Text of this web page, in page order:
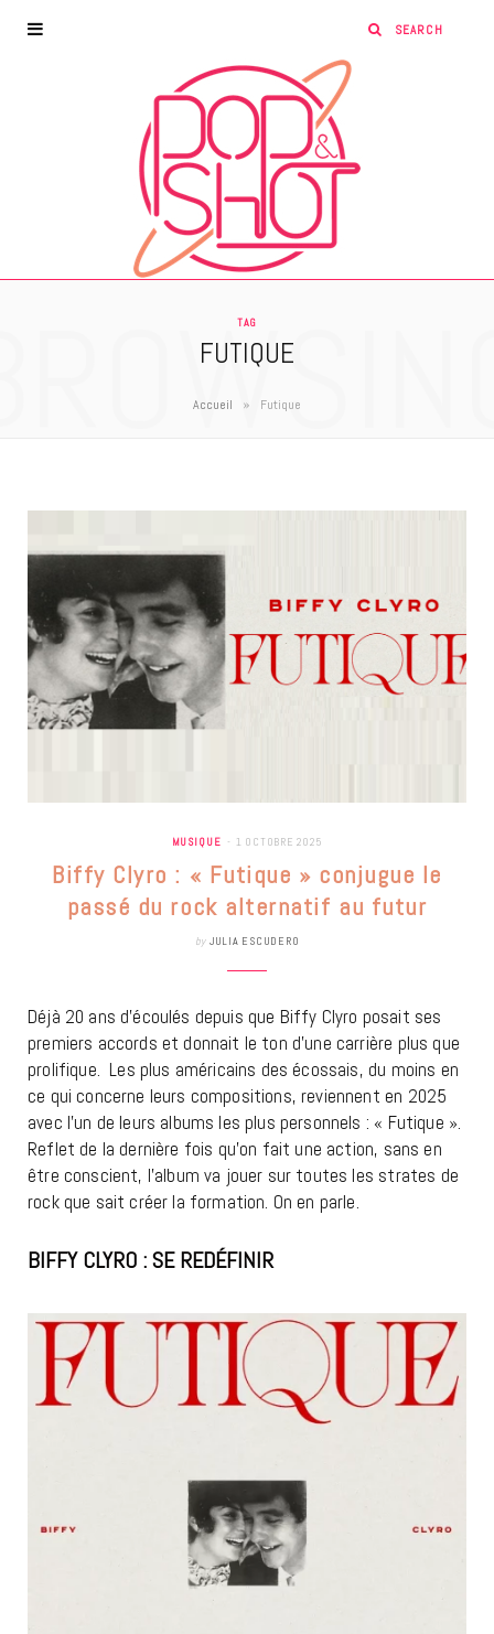
TAG
FUTIQUE
Accueil » Futique
MUSIQUE 1 OCTOBRE 2025
Biffy Clyro : « Futique » conjugue le
passé du rock alternatif au futur
by JULIA ESCUDERO
Déjà 20 ans d’écoulés depuis que Biffy Clyro posait ses
premiers accords et donnait le ton d’une carrière plus que
prolifique. Les plus américains des écossais, du moins en
ce qui concerne leurs compositions, reviennent en 2025
avec l’un de leurs albums les plus personnels : « Futique ».
Reflet de la dernière fois qu’on fait une action, sans en
être conscient, l’album va jouer sur toutes les strates de
rock que sait créer la formation. On en parle.
BIFFY CLYRO : SE REDÉFINIR